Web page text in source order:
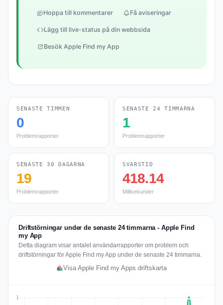
Hoppa till kommentarer Få aviseringar
Lägg till live-status på din webbsida
Besök Apple Find my App
SENASTE TIMMEN
0
Problemrapporter
SENASTE 24 TIMMARNA
1
Problemrapporter
SENASTE 30 DAGARNA
19
Problemrapporter
SVARSTID
418.14
Millisekunder
Driftstörningar under de senaste 24 timmarna - Apple Find
my App
Detta diagram visar antalet användarrapporter om problem och
driftstörningar för Apple Find my App under de senaste 24 timmarna.
Visa Apple Find my Apps driftskarta